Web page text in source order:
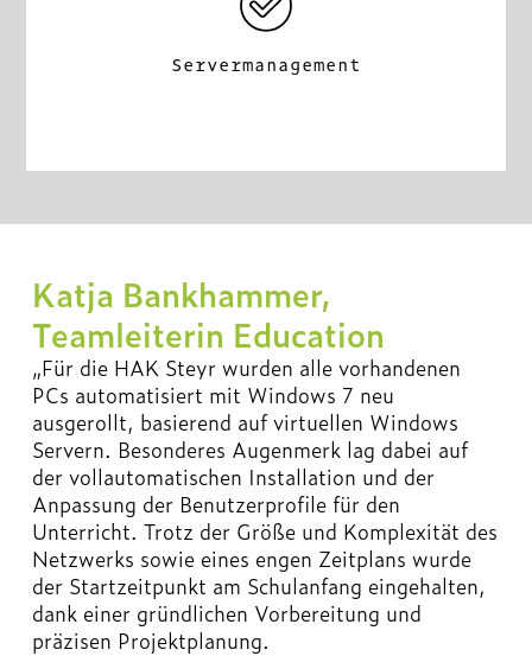
Servermanagement
Katja Bankhammer,
Teamleiterin Education
„Für die HAK Steyr wurden alle vorhandenen
PCs automatisiert mit Windows 7 neu
ausgerollt, basierend auf virtuellen Windows
Servern. Besonderes Augenmerk lag dabei auf
der vollautomatischen Installation und der
Anpassung der Benutzerprofile für den
Unterricht. Trotz der Größe und Komplexität des
Netzwerks sowie eines engen Zeitplans wurde
der Startzeitpunkt am Schulanfang eingehalten,
dank einer gründlichen Vorbereitung und
präzisen Projektplanung.